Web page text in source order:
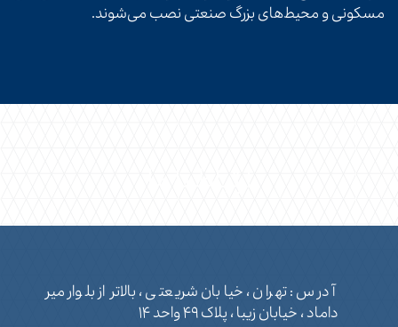
مسکونی و محیط‌های بزرگ صنعتی نصب می‌شوند.
آدرس : تهران ، خیابان شریعتی ، بالاتر از بلوار میر
داماد ، خیابان زیبا ، پلاک ۴۹ واحد ۱۴